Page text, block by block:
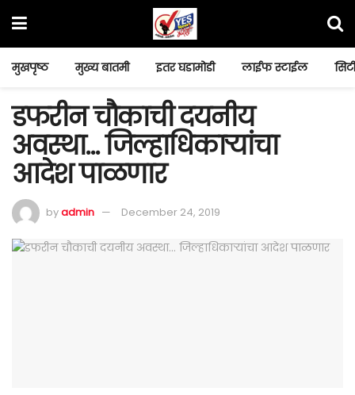
मुखपृष्ठ मुख्य बातमी इतर घडामोडी लाईफ स्टाईल
डफरीन चौकाची दयनीय
अवस्था… जिल्हाधिकार्‍यांचा
आदेश पाळणार
byadmin December 24, 2019